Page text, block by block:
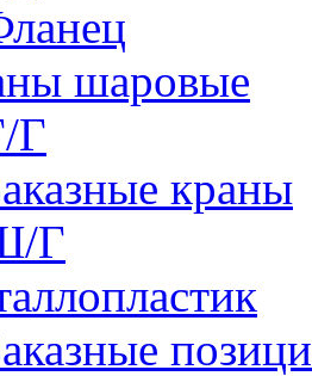
шаровые
Г
краны
Г